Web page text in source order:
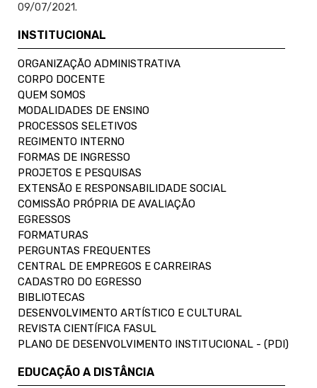
09/07/2021.
INSTITUCIONAL
ORGANIZAÇÃO ADMINISTRATIVA
CORPO DOCENTE
QUEM SOMOS
MODALIDADES DE ENSINO
PROCESSOS SELETIVOS
REGIMENTO INTERNO
FORMAS DE INGRESSO
PROJETOS E PESQUISAS
EXTENSÃO E RESPONSABILIDADE SOCIAL
COMISSÃO PRÓPRIA DE AVALIAÇÃO
EGRESSOS
FORMATURAS
PERGUNTAS FREQUENTES
CENTRAL DE EMPREGOS E CARREIRAS
CADASTRO DO EGRESSO
BIBLIOTECAS
DESENVOLVIMENTO ARTÍSTICO E CULTURAL
REVISTA CIENTÍFICA FASUL
PLANO DE DESENVOLVIMENTO INSTITUCIONAL - (PDI)
EDUCAÇÃO A DISTÂNCIA